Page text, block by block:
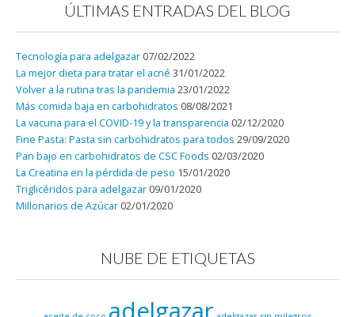
ÚLTIMAS ENTRADAS DEL BLOG
Tecnología para adelgazar 07/02/2022
La mejor dieta para tratar el acné 31/01/2022
Volver a la rutina tras la pandemia 23/01/2022
Más comida baja en carbohidratos 08/08/2021
La vacuna para el COVID-19 y la transparencia 02/12/2020
Fine Pasta: Pasta sin carbohidratos para todos 29/09/2020
Pan bajo en carbohidratos de CSC Foods 02/03/2020
La Creatina en la pérdida de peso 15/01/2020
Triglicéridos para adelgazar 09/01/2020
Millonarios de Azúcar 02/01/2020
NUBE DE ETIQUETAS